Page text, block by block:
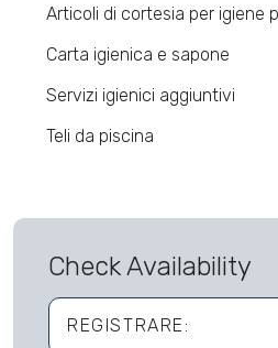
Articoli di cortesia per igiene
Carta igienica e sapone
Servizi igienici aggiuntivi
Teli da piscina
Check Availability
REGISTRARE: